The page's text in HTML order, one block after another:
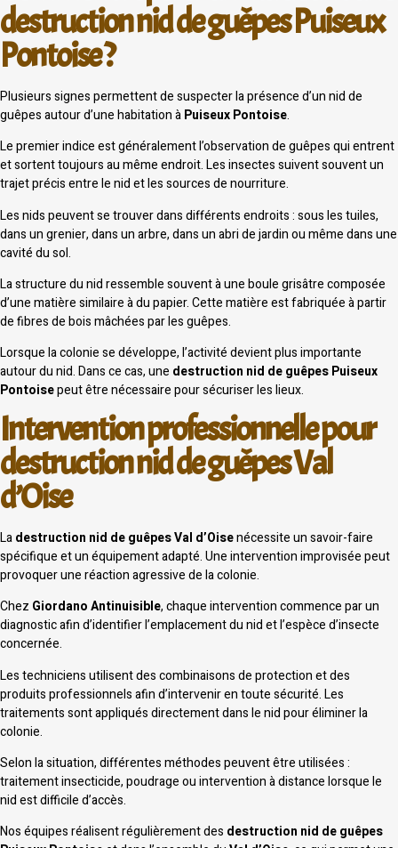
destruction nid de guêpes Puiseux
Pontoise ?
Plusieurs signes permettent de suspecter la présence d’un nid de
guêpes autour d’une habitation àPuiseux Pontoise.
Le premier indice est généralement l’observation de guêpes qui entrent
et sortent toujours au même endroit. Les insectes suivent souvent un
trajet précis entre le nid et les sources de nourriture.
Les nids peuvent se trouver dans différents endroits : sous les tuiles,
dans un grenier, dans un arbre, dans un abri de jardin ou même dans une
cavité du sol.
La structure du nid ressemble souvent à une boule grisâtre composée
d’une matière similaire à du papier. Cette matière est fabriquée à partir
de fibres de bois mâchées par les guêpes.
Lorsque la colonie se développe, l’activité devient plus importante
autour du nid. Dans ce cas, une destruction nid de guêpes Puiseux
Pontoisepeut être nécessaire pour sécuriser les lieux.
Intervention professionnelle pour
destruction nid de guêpes Val
d’Oise
Ladestruction nid de guêpes Val d’Oisenécessite un savoir-faire
spécifique et un équipement adapté. Une intervention improvisée peut
provoquer une réaction agressive de la colonie.
Chez Giordano Antinuisible, chaque intervention commence par un
diagnostic afin d’identifier l’emplacement du nid et l’espèce d’insecte
concernée.
Les techniciens utilisent des combinaisons de protection et des
produits professionnels afin d’intervenir en toute sécurité. Les
traitements sont appliqués directement dans le nid pour éliminer la
colonie.
Selon la situation, différentes méthodes peuvent être utilisées :
traitement insecticide, poudrage ou intervention à distance lorsque le
nid est difficile d’accès.
Nos équipes réalisent régulièrement des destruction nid de guêpes